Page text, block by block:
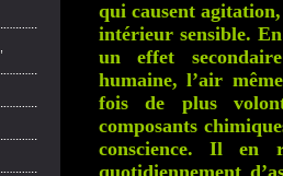
qui causent
intérieur sensible.
un effet
humaine, l’air
fois de plus
composants
conscience. Il en
quotidiennement